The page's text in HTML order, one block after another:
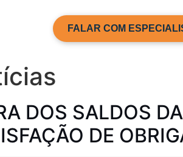
FALAR COM
DOS SALDOS
DE